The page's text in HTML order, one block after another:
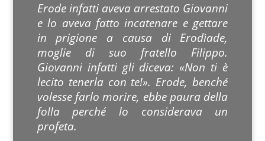
Erode infatti aveva arrestato Giovanni
e lo aveva fatto incatenare e gettare
in prigione a causa di Erodìade,
moglie di suo fratello Filippo.
Giovanni infatti gli diceva: «Non ti è
lecito tenerla con te!». Erode, benché
volesse farlo morire, ebbe paura della
folla perché lo considerava un
profeta.